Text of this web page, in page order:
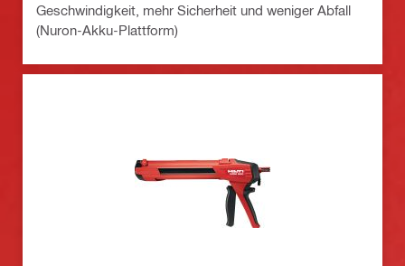
Geschwindigkeit, mehr Sicherheit und weniger Abfall
(Nuron-Akku-Plattform)